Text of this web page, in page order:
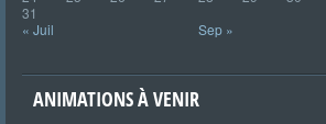
31
« Juil
Sep »
ANIMATIONS À VENIR